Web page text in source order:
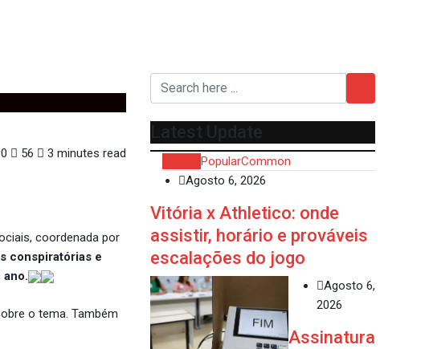
0 56
3 minutes read
coordenada por
conspiratórias e
o tema. Também
Latest Update
PopularCommon
Agosto 6, 2026
Vitória x Athletico: onde
assistir, horário e prováveis
escalações do jogo
Agosto 6,
2026
Assinatura